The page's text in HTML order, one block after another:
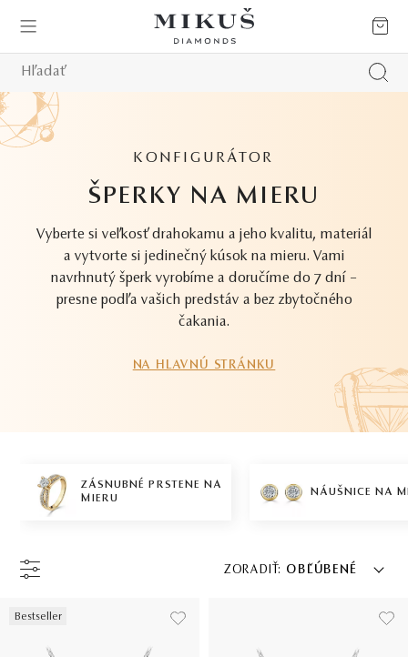
KONFIGURÁTOR
ŠPERKY NA MIERU
Vyberte si veľkosť drahokamu a jeho kvalitu, materiál
a vytvorte si jedinečný kúsok na mieru. Vami
navrhnutý šperk vyrobíme a doručíme do 7 dní –
presne podľa vašich predstáv a bez zbytočného
čakania.
NA HLAVNÚ STRÁNKU
ZÁSNUBNÉ PRSTENE NA
MIERU
NÁUŠNICE NA
ZORADIŤ: OBĽÚBENÉ
Bestseller